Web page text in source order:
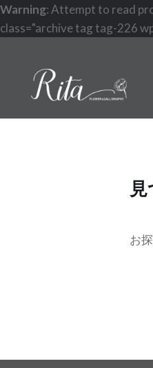
Warning: Attempt to read
class="archive tag tag-226
ツ
お